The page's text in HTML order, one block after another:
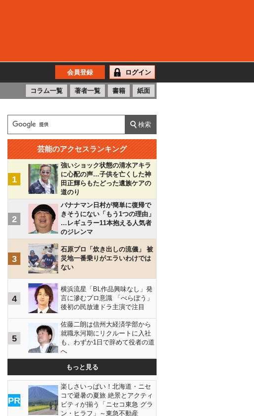
会員登録 ログイン
コラム一覧 著者一覧 書籍 紙面
芸能のアクセスランキング
1
強いショック状態の清水アキラ
に心配の声…子供を亡くした神
田正輝らもたどった遺族ケアの
道のり
2
バナナマン日村が簡単に復帰で
きそうにない「もう1つの理由」
…レギュラー11本抱える人気者
のジレンマ
3
石原プロ「炊き出しの流儀」 被
災地一番乗りがエラいわけでは
ない
4
横浜流星「BL作品興味なし」発
言に滲むプロ意識 「べらぼう」
後初の民放連ドラ主演で注目
5
佐藤二朗は信州大経済学部から
就職氷河期にリクルートに入社
も、わずか1日で辞めて役者の道
へ
もっと見る
PR
楽しさいっぱい！北海道・ニセ
コで避暑の夏旅 絶景とアクティ
ビティが揃う「ニセコ東急 グラ
ン・ヒラフ」～東急不動産